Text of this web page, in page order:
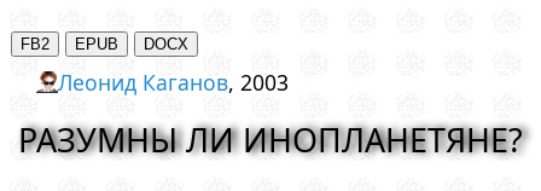
Леонид Каганов, 2003
РАЗУМНЫ ЛИ ИНОПЛАНЕТЯНЕ?